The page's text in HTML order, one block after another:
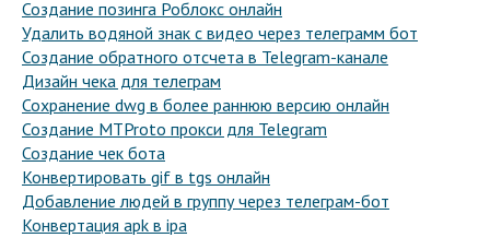
Создание позинга Роблокс онлайн
Удалить водяной знак с видео через телеграмм бот
Создание обратного отсчета в Telegram-канале
Дизайн чека для телеграм
Сохранение dwg в более раннюю версию онлайн
Создание MTProto прокси для Telegram
Создание чек бота
Конвертировать gif в tgs онлайн
Добавление людей в группу через телеграм-бот
Конвертация apk в ipa